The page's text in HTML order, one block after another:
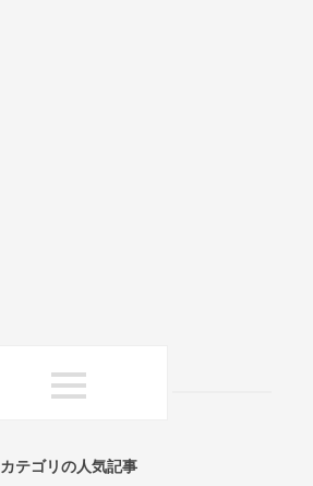
カテゴリの人気記事